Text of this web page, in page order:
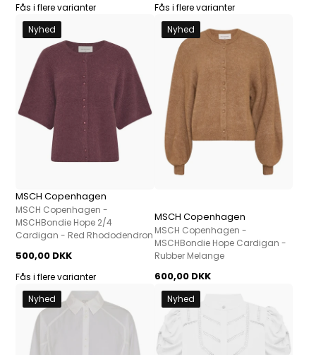
Fås i flere varianter
Fås i flere varianter
Nyhed
MSCH Copenhagen
MSCH Copenhagen -
MSCHBondie Hope 2/4
Cardigan - Red Rhododendron
500,00 DKK
Fås i flere varianter
Nyhed
MSCH Copenhagen
MSCH Copenhagen -
MSCHBondie Hope Cardigan -
Rubber Melange
600,00 DKK
Nyhed Nyhed